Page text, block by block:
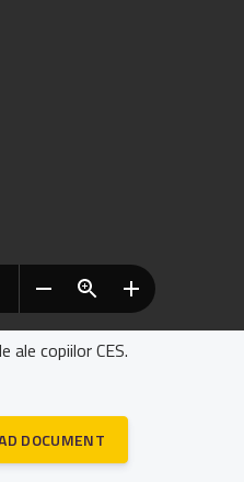
ale copiilor CES.
DOCUMENT